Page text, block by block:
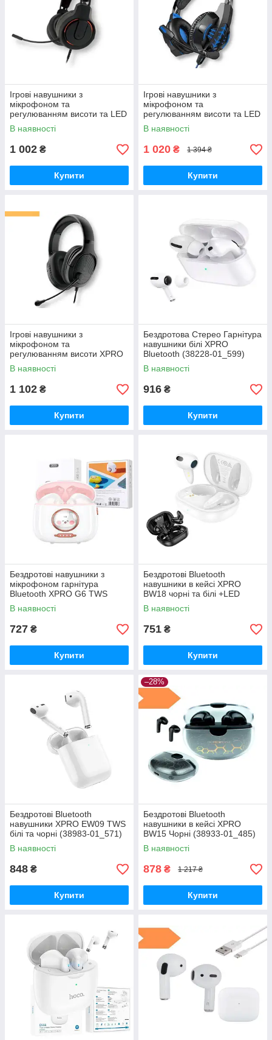
Ігрові навушники з
мікрофоном та
регулюванням висоти та LED
підсвічуванням XPRO HQ53
Flash чорні (38734-01_584)
В наявності
1 002 ₴
Купити
Ігрові навушники з
мікрофоном та
регулюванням висоти та LED
RGB підсвічуванням XPRO
W102 Cool чорні (23715-
В наявності
1 020 ₴ 1 394 ₴
Купити
Ігрові навушники з
мікрофоном та
регулюванням висоти XPRO
MH88 Trinity чорні (38739-
01_631)
В наявності
1 102 ₴
Купити
Бездротова Стерео Гарнітура
навушники білі XPRO
Bluetooth (38228-01_599)
В наявності
916 ₴
Купити
Бездротові навушники з
мікрофоном гарнітура
Bluetooth XPRO G6 TWS
біло-рожеві жовті батареї
400mAh ( 39056-01_771)
В наявності
727 ₴
Купити
Бездротові Bluetooth
навушники в кейсі XPRO
BW18 чорні та білі +LED
індикатор (38932-01_462)
В наявності
751 ₴
Купити
Бездротові Bluetooth
навушники XPRO EW09 TWS
білі та чорні (38983-01_571)
В наявності
848 ₴
Купити
–28%
Бездротові Bluetooth
навушники в кейсі XPRO
BW15 Чорні (38933-01_485)
В наявності
878 ₴ 1 217 ₴
Купити